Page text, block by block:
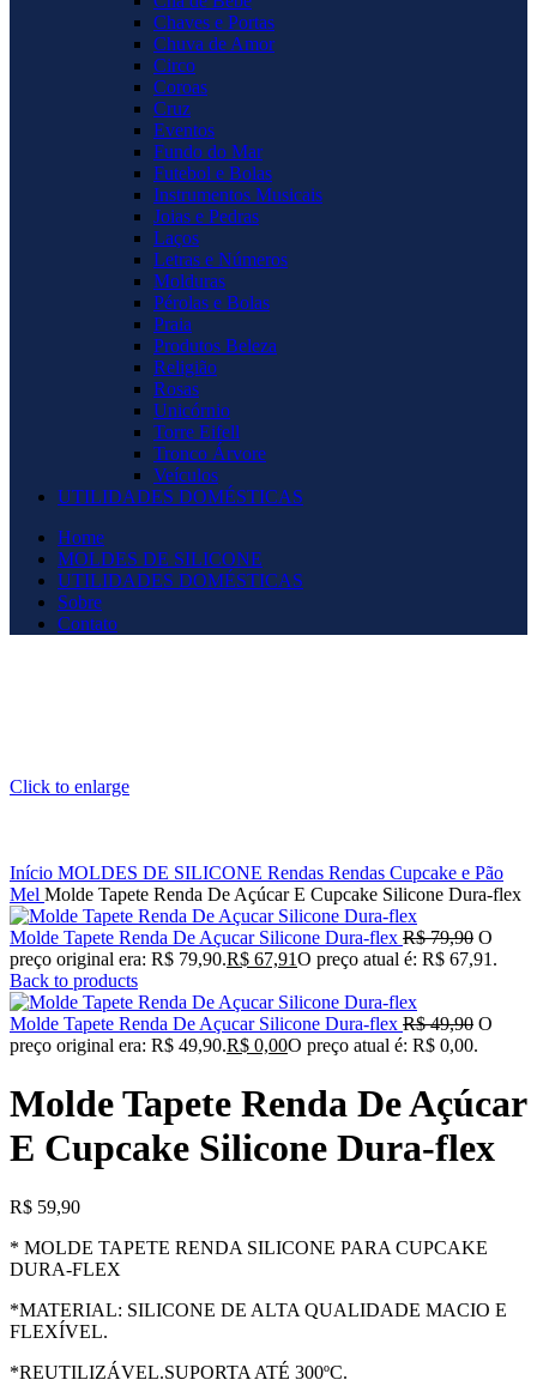
Chaves e Portas
Chuva de Amor
Circo
Coroas
Cruz
Eventos
Fundo do Mar
Futebol e Bolas
Instrumentos Musicais
Joias e Pedras
Laços
Letras e Números
Molduras
Pérolas e Bolas
Praia
Produtos Beleza
Religião
Rosas
Unicórnio
Torre Eifell
Tronco Árvore
Veículos
UTILIDADES DOMÉSTICAS
Home
MOLDES DE SILICONE
UTILIDADES DOMÉSTICAS
Sobre
Contato
Click to enlarge
Início MOLDES DE SILICONE Rendas Rendas Cupcake e Pão
Mel Molde Tapete Renda De Açúcar E Cupcake Silicone Dura-flex
Molde Tapete Renda De Açucar Silicone Dura-flex R$79,90 O
preço original era: R$ 79,90.R$ 67,91O preço atual é: R$ 67,91.
Back to products
Molde Tapete Renda De Açucar Silicone Dura-flex R$49,90 O
preço original era: R$ 49,90.R$ 0,00O preço atual é: R$ 0,00.
Molde Tapete Renda De Açúcar
E Cupcake Silicone Dura-flex
R$ 59,90
* MOLDE TAPETE RENDA SILICONE PARA CUPCAKE
DURA-FLEX
*MATERIAL: SILICONE DE ALTA QUALIDADE MACIO E
FLEXÍVEL.
*REUTILIZÁVEL.SUPORTA ATÉ 300ºC.